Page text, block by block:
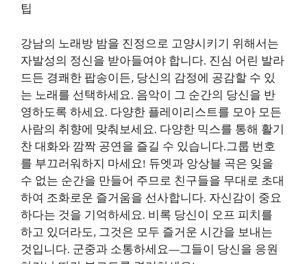
팁
강남의 노래방 밤을 진정으로 고양시키기 위해서는
자발성의 정신을 받아들여야 합니다. 진심 어린 발라
드든 경쾌한 팝송이든, 당신의 감정에 공감할 수 있
는 노래를 선택하세요. 음악이 그 순간의 당신을 반
영하도록 하세요. 다양한 플레이리스트를 모아 모든
사람의 취향에 맞춰보세요. 다양한 믹스를 통해 활기
찬 대화와 깜짝 공연을 즐길 수 있습니다.그룹 번호
를 부끄러워하지 마세요! 듀엣과 앙상블 곡은 잊을
수 없는 순간을 만들어 주므로 친구들을 무대로 초대
하여 조화로운 즐거움을 선사합니다. 자신감이 중요
하다는 것을 기억하세요. 비록 당신이 오프 피치를
하고 있더라도, 그것은 모두 즐거운 시간을 보내는
것입니다. 군중과 소통하세요—그들이 당신을 응원